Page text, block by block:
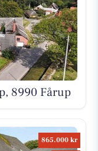
8990 Fårup
865.000 kr